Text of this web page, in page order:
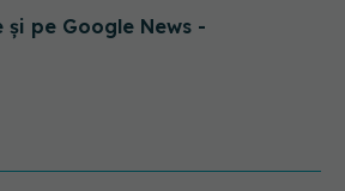
și pe Google News -